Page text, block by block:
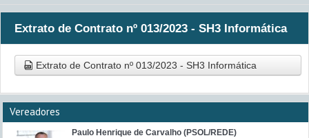
Extrato de Contrato nº 013/2023 - SH3 Informática
Extrato de Contrato nº 013/2023 - SH3 Informática
Vereadores
Paulo Henrique de Carvalho (PSOL/REDE)